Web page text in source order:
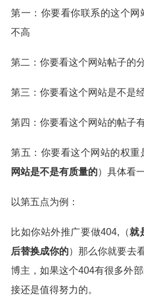
第一：你要看你联系的这个
不高
第二：你要看这个网站帖子的
第三：你要看这个网站是不是
第四：你要看这个网站的帖子
第五：你要看这个网站的权重
网站是不是有质量的）具体看
以第五点为例：
比如你站外推广要做404,（就
后替换成你的）那么你就要去
博主，如果这个404有很多外
接还是值得努力的。